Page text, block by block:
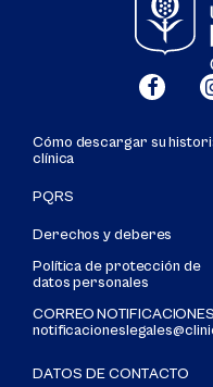
Cómo descargar su
clínica
PQRS
Derechos y deberes
Política de protección de
datos personales
CORREO
DATOS DE CONTACTO